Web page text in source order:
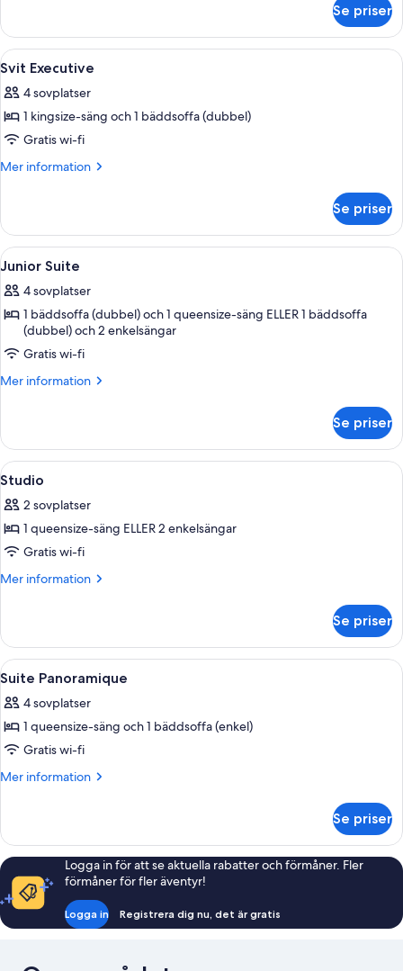
Se priser
Öppna
alla
foton
för
Svit
Executive
Ett hotellrum med en stor säng, två
6
Svit Executive
4 sovplatser
1 kingsize-säng och 1 bäddsoffa (dubbel)
Gratis wi-fi
Mer information
Mer
Executive
Se priser
Öppna
alla
foton
för
Junior
Suite
Allergitestade sängkläder,
10
Junior Suite
4 sovplatser
1 bäddsoffa (dubbel) och 1 queensize-säng ELLER 1 bäddsoffa
(dubbel) och 2 enkelsängar
Gratis wi-fi
Mer information
Mer
Suite
Se priser
Öppna
alla
foton
för
Studio
Ett hotellrum med en stor säng,
9
Studio
2 sovplatser
1 queensize-säng ELLER 2 enkelsängar
Gratis wi-fi
Mer information
Mer
Se priser
Öppna
alla
foton
för
Suite
Panoramique
Ett hotellrum med en stor säng, en
8
Suite Panoramique
4 sovplatser
1 queensize-säng och 1 bäddsoffa (enkel)
Gratis wi-fi
Mer information
Mer
Panoramique
Se priser
Logga in för att se aktuella rabatter och förmåner. Fler
förmåner för fler äventyr!
Logga in Registrera dig nu, det är gratis